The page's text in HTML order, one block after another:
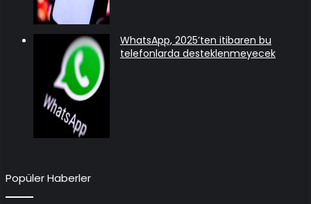
WhatsApp, 2025’ten itibaren bu
telefonlarda desteklenmeyecek
Popüler Haberler